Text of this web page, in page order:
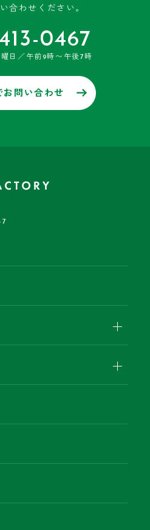
合わせください。
0467
日／午前9時〜午後7時
お問い合わせ